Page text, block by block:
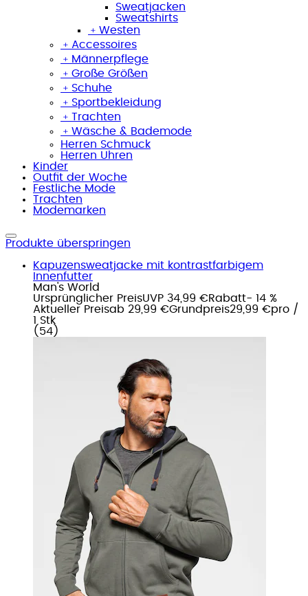
Sweatjacken
Sweatshirts
﹢ Westen
﹢ Accessoires
﹢ Männerpflege
﹢ Große Größen
﹢ Schuhe
﹢ Sportbekleidung
﹢ Trachten
﹢ Wäsche & Bademode
Herren Schmuck
Herren Uhren
Kinder
Outfit der Woche
Festliche Mode
Trachten
Modemarken
Produkte überspringen
Kapuzensweatjacke mit kontrastfarbigem
Innenfutter
Man's World
Ursprünglicher PreisUVP 34,99 €Rabatt- 14 %
Aktueller Preisab 29,99 €Grundpreis29,99 €pro /
1 Stk
( 54 )